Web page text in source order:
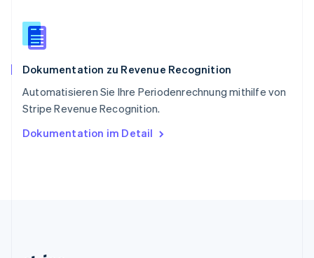
Dokumentation zu Revenue Recognition
Automatisieren Sie Ihre Periodenrechnung mithilfe von
Stripe Revenue Recognition.
Dokumentation im Detail
English
Spanien
Thailand
Tschechische Republik
English
English